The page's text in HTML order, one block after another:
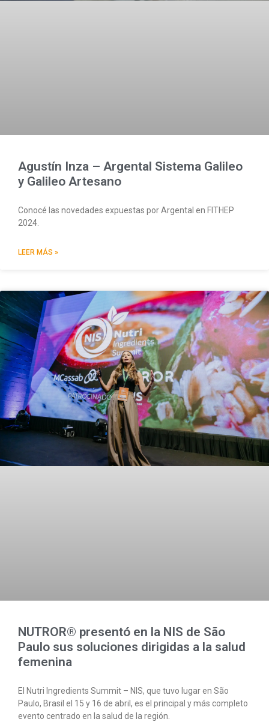
Agustín Inza – Argental Sistema Galileo
y Galileo Artesano
Conocé las novedades expuestas por Argental en FITHEP
2024.
LEER MÁS »
NUTROR® presentó en la NIS de São
Paulo sus soluciones dirigidas a la salud
femenina
El Nutri Ingredients Summit – NIS, que tuvo lugar en São
Paulo, Brasil el 15 y 16 de abril, es el principal y más completo
evento centrado en la salud de la región.